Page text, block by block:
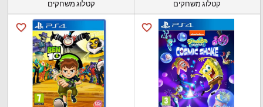
קטלוג משחקים
favorite_border
קטלוג משחקים
favorite_border